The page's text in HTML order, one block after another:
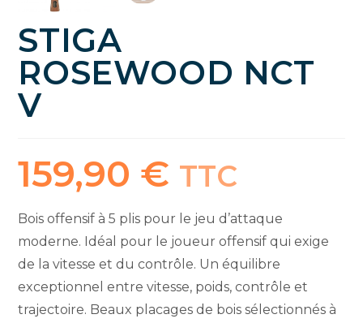
STIGA
ROSEWOOD NCT
V
159,90 € TTC
Bois offensif à 5 plis pour le jeu d’attaque
moderne. Idéal pour le joueur offensif qui exige
de la vitesse et du contrôle. Un équilibre
exceptionnel entre vitesse, poids, contrôle et
trajectoire. Beaux placages de bois sélectionnés à